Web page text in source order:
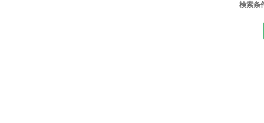
検索条